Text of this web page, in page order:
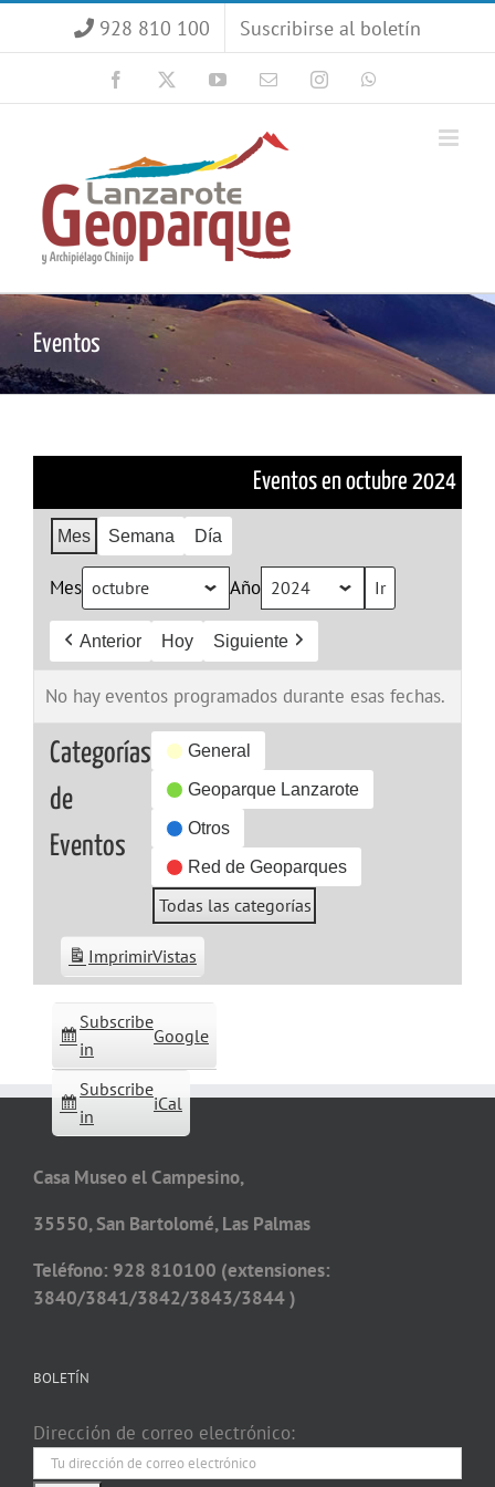
928 810 100 Suscribirse al boletín
Facebook YouTubeCorreoInstagram
Eventos
Eventos en octubre 2024
Mes Semana Día
Mes Año
Anterior Hoy Siguiente
No hay eventos programados durante esas fechas.
Categorías
de
Eventos
General
Geoparque Lanzarote
Otros
Red de Geoparques
Todas las categorías
Subscribe
in
Google
Subscribe
in
iCal
ImprimirVistas
Casa Museo el Campesino,
35550, San Bartolomé, Las Palmas
Teléfono: 928 810100 (extensiones:
3840/3841/3842/3843/3844 )
BOLETÍN
Dirección de correo electrónico: